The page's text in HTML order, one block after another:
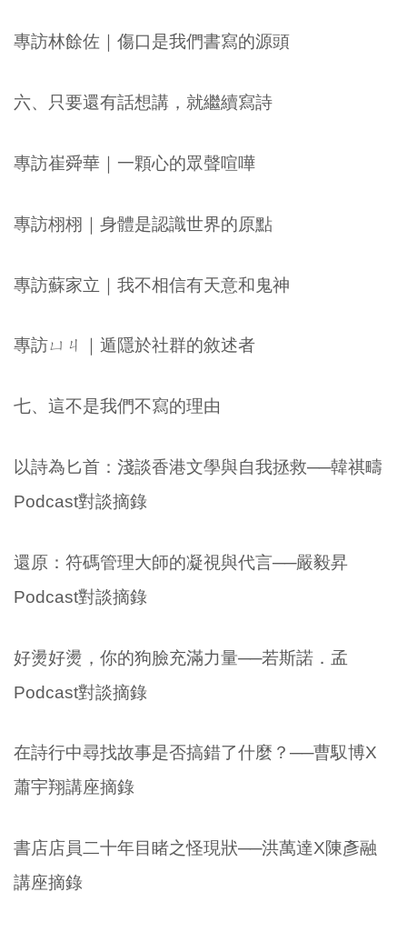
專訪林餘佐｜傷口是我們書寫的源頭
六、只要還有話想講，就繼續寫詩
專訪崔舜華｜一顆心的眾聲喧嘩
專訪栩栩｜身體是認識世界的原點
專訪蘇家立｜我不相信有天意和鬼神
專訪ㄩㄐ｜遁隱於社群的敘述者
七、這不是我們不寫的理由
以詩為匕首：淺談香港文學與自我拯救──韓祺疇
Podcast對談摘錄
還原：符碼管理大師的凝視與代言──嚴毅昇
Podcast對談摘錄
好燙好燙，你的狗臉充滿力量──若斯諾．孟
Podcast對談摘錄
在詩行中尋找故事是否搞錯了什麼？──曹馭博X
蕭宇翔講座摘錄
書店店員二十年目睹之怪現狀──洪萬達X陳彥融
講座摘錄